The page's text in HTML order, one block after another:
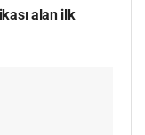
alan ilk